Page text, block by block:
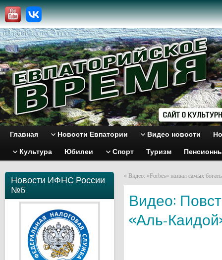
Главная Новости Евпатории Видео новости
Культура Юбилеи Спорт Туризм
Новости ИФНС России
№6
« Видео: «Forbes» назвал самых
Видео:
«Аль-